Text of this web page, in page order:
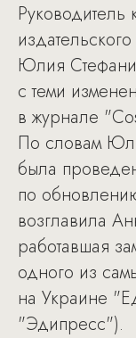
Руководитель
Юлия
с теми
в журнале
По словам
была
по
возглавила
работавшая
одного из
на Украине
"Эдипресс").